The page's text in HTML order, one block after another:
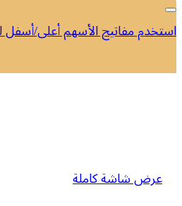
استخدم مفاتيح الأسهم أعلى/
عرض شاشة كاملة